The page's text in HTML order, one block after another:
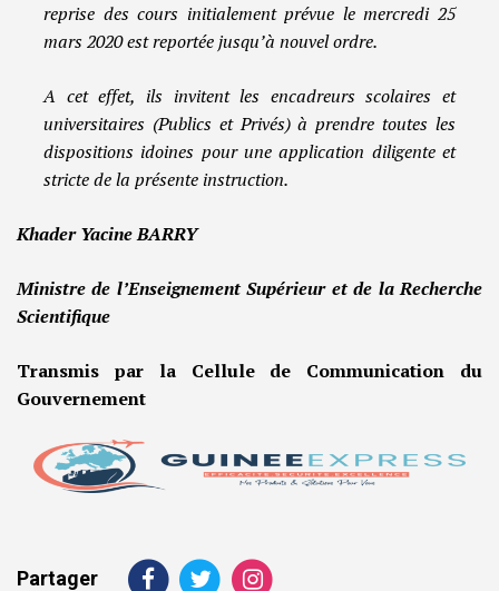
reprise des cours initialement prévue le mercredi 25
mars 2020 est reportée jusqu’à nouvel ordre.
A cet effet, ils invitent les encadreurs scolaires et
universitaires (Publics et Privés) à prendre toutes les
dispositions idoines pour une application diligente et
stricte de la présente instruction.
Khader Yacine BARRY
Ministre de l’Enseignement Supérieur et de la Recherche
Scientifique
Transmis par la Cellule de Communication du
Gouvernement
Partager